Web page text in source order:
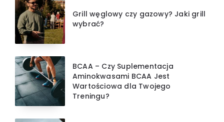
Grill węglowy czy gazowy? Jaki grill
wybrać?
BCAA – Czy Suplementacja
Aminokwasami BCAA Jest
Wartościowa dla Twojego
Treningu?